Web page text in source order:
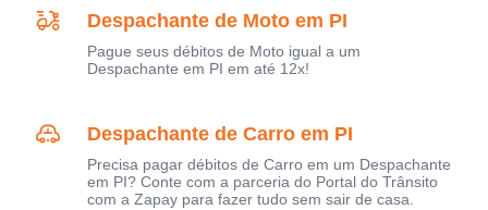
Despachante de Moto em PI
Pague seus débitos de Moto igual a um
Despachante em PI em até 12x!
Despachante de Carro em PI
Precisa pagar débitos de Carro em um Despachante
em PI? Conte com a parceria do Portal do Trânsito
com a Zapay para fazer tudo sem sair de casa.